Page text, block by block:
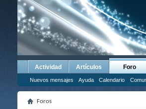
Actividad Artículos Foro
Nuevos mensajes Ayuda Calendario
Foros